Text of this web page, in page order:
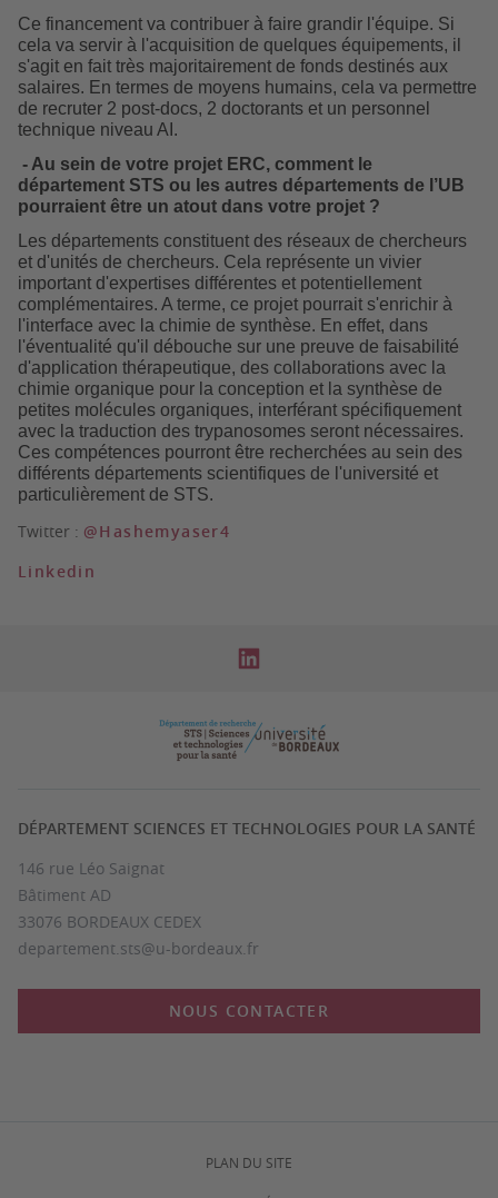
Ce financement va contribuer à faire grandir l'équipe. Si
cela va servir à l'acquisition de quelques équipements, il
s'agit en fait très majoritairement de fonds destinés aux
salaires. En termes de moyens humains, cela va permettre
de recruter 2 post-docs, 2 doctorants et un personnel
technique niveau AI.
- Au sein de votre projet ERC, comment le
département STS ou les autres départements de l’UB
pourraient être un atout dans votre projet ?
Les départements constituent des réseaux de chercheurs
et d'unités de chercheurs. Cela représente un vivier
important d'expertises différentes et potentiellement
complémentaires. A terme, ce projet pourrait s'enrichir à
l'interface avec la chimie de synthèse. En effet, dans
l'éventualité qu'il débouche sur une preuve de faisabilité
d'application thérapeutique, des collaborations avec la
chimie organique pour la conception et la synthèse de
petites molécules organiques, interférant spécifiquement
avec la traduction des trypanosomes seront nécessaires.
Ces compétences pourront être recherchées au sein des
différents départements scientifiques de l'université et
particulièrement de STS.
Twitter : @Hashemyaser4
Linkedin
DÉPARTEMENT SCIENCES ET TECHNOLOGIES POUR LA SANTÉ
146 rue Léo Saignat
Bâtiment AD
33076 BORDEAUX CEDEX
departement.sts@u-bordeaux.fr
NOUS CONTACTER
PLAN DU SITE